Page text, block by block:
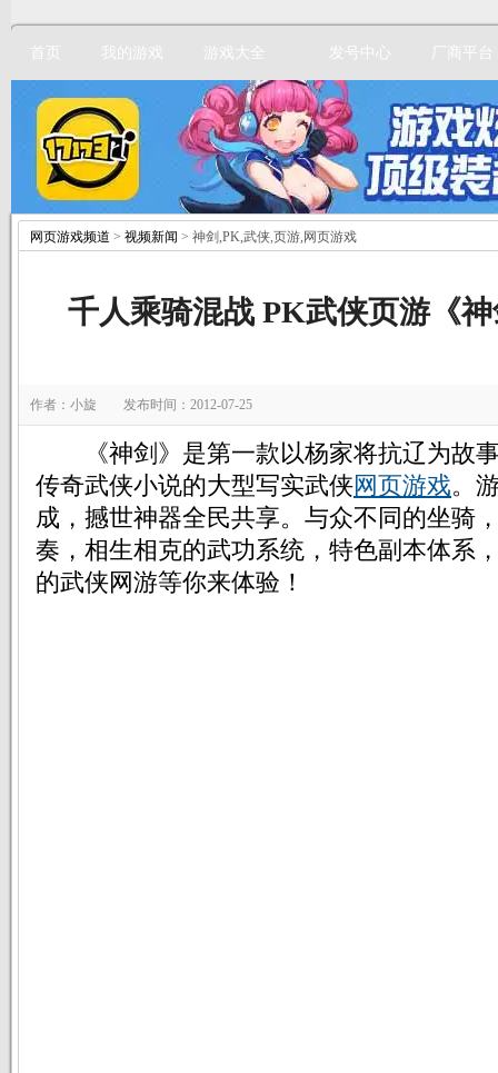
首页 我的游戏 游戏大全 发号中心 厂商平台
网页游戏频道 > 视频新闻 > 神剑,PK,武侠,页游,网页游戏
千人乘骑混战 PK武侠页游《
作者：小旋 发布时间：2012-07-25
《神剑》是第一款以杨家将抗辽为故
传奇武侠小说的大型写实武侠网页游戏。
成，撼世神器全民共享。与众不同的坐骑
奏，相生相克的武功系统，特色副本体系
的武侠网游等你来体验！
立即注册